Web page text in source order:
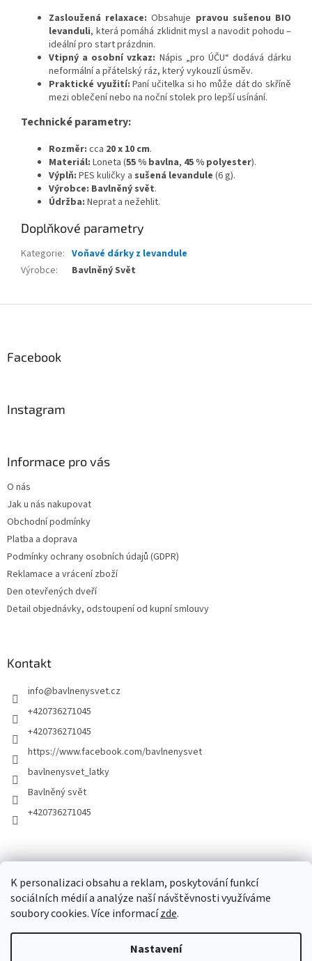
K personalizaci obsahu a reklam, poskytování funkcí
sociálních médií a analýze naší návštěvnosti využíváme
soubory cookies. Více informacízde.
Nastavení
Zasloužená relaxace: Obsahuje pravou sušenou BIO
levanduli, která pomáhá zklidnit mysl a navodit pohodu –
ideální pro start prázdnin.
Vtipný a osobní vzkaz: Nápis „pro ÚČU“ dodává dárku
neformální a přátelský ráz, který vykouzlí úsměv.
Praktické využití: Paní učitelka si ho může dát do skříně
mezi oblečení nebo na noční stolek pro lepší usínání.
Technické parametry:
Rozměr: cca 20 x 10 cm.
Materiál: Loneta (55 % bavlna, 45 % polyester).
Výplň: PES kuličky a sušená levandule (6 g).
Výrobce: Bavlněný svět.
Údržba: Neprat a nežehlit.
Doplňkové parametry
Kategorie: Voňavé dárky z levandule
Výrobce: Bavlněný Svět
Facebook
Instagram
Informace pro vás
O nás
Jak u nás nakupovat
Obchodní podmínky
Platba a doprava
Podmínky ochrany osobních údajů (GDPR)
Reklamace a vrácení zboží
Den otevřených dveří
Detail objednávky, odstoupení od kupní smlouvy
Kontakt
info@bavlnenysvet.cz
+420736271045
+420736271045
https://www.facebook.com/bavlnenysvet
bavlnenysvet_latky
Bavlněný svět
+420736271045